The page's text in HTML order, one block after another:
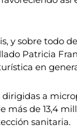
y sobre todo
Patricia
en
a
de 13,4
sanitaria.